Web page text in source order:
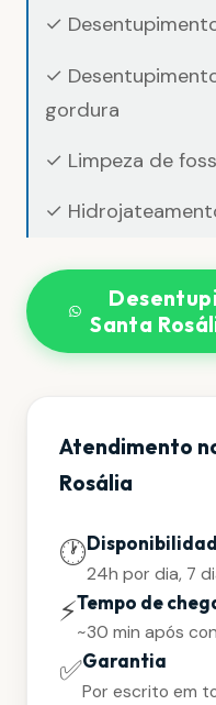
✓
✓
gordura
✓ Limpeza de
✓
Santa
Atendimento
Rosália
🕐
24h por dia, 7
⚡Tempo de
~30 min após
✅Garantia
Por escrito em